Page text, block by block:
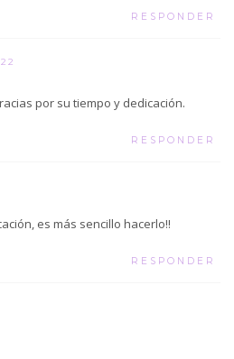
RESPONDER
por su tiempo y dedicación.
RESPONDER
es más sencillo hacerlo!!
RESPONDER